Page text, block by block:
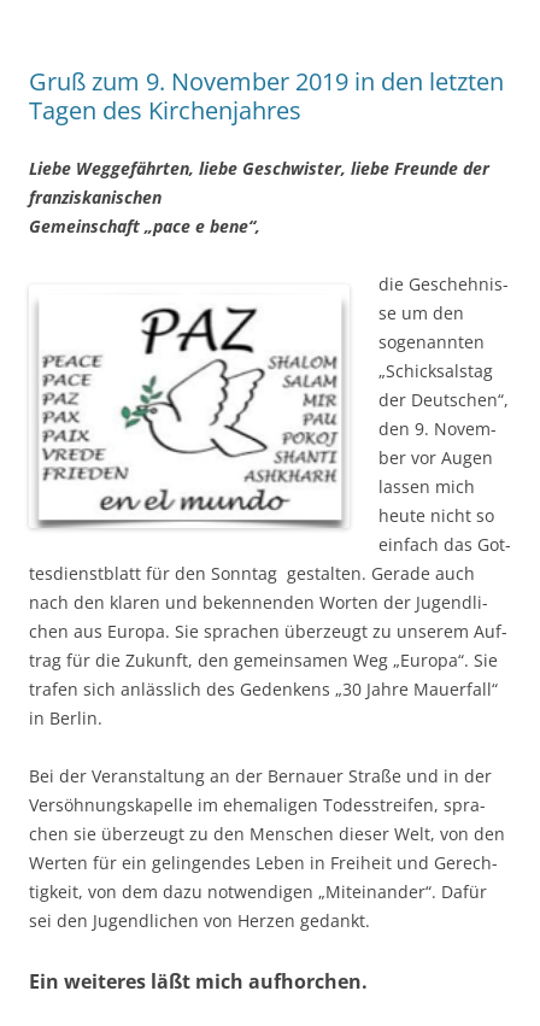
Gruß zum 9. November 2019 in den letzten
Tagen des Kirchenjahres
Lie­be Weg­ge­fähr­ten, lie­be Geschwis­ter, lie­be Freun­de der
franziskanischen
Gemein­schaft „pace e bene“,
die Gescheh­nis­
se um den
soge­nann­ten
„Schick­sals­tag
der Deut­schen“,
den 9. Novem­
ber vor Augen
las­sen mich
heu­te nicht so
ein­fach das Got­
tes­dienst­blatt für den Sonn­tag gestal­ten. Gera­de auch
nach den kla­ren und beken­nen­den Wor­ten der Jugend­li­
chen aus Euro­pa. Sie spra­chen über­zeugt zu unse­rem Auf­
trag für die Zukunft, den gemein­sa­men Weg „Euro­pa“. Sie
tra­fen sich anläss­lich des Geden­kens „30 Jah­re Mau­er­fall“
in Berlin.
Bei der Ver­an­stal­tung an der Ber­nau­er Stra­ße und in der
Ver­söh­nungs­ka­pel­le im ehe­ma­li­gen Todes­strei­fen, spra­
chen sie über­zeugt zu den Men­schen die­ser Welt, von den
Wer­ten für ein gelin­gen­des Leben in Frei­heit und Gerech­
tig­keit, von dem dazu not­wen­di­gen „Mit­ein­an­der“. Dafür
sei den Jugend­li­chen von Her­zen gedankt.
Ein weiteres läßt mich aufhorchen.